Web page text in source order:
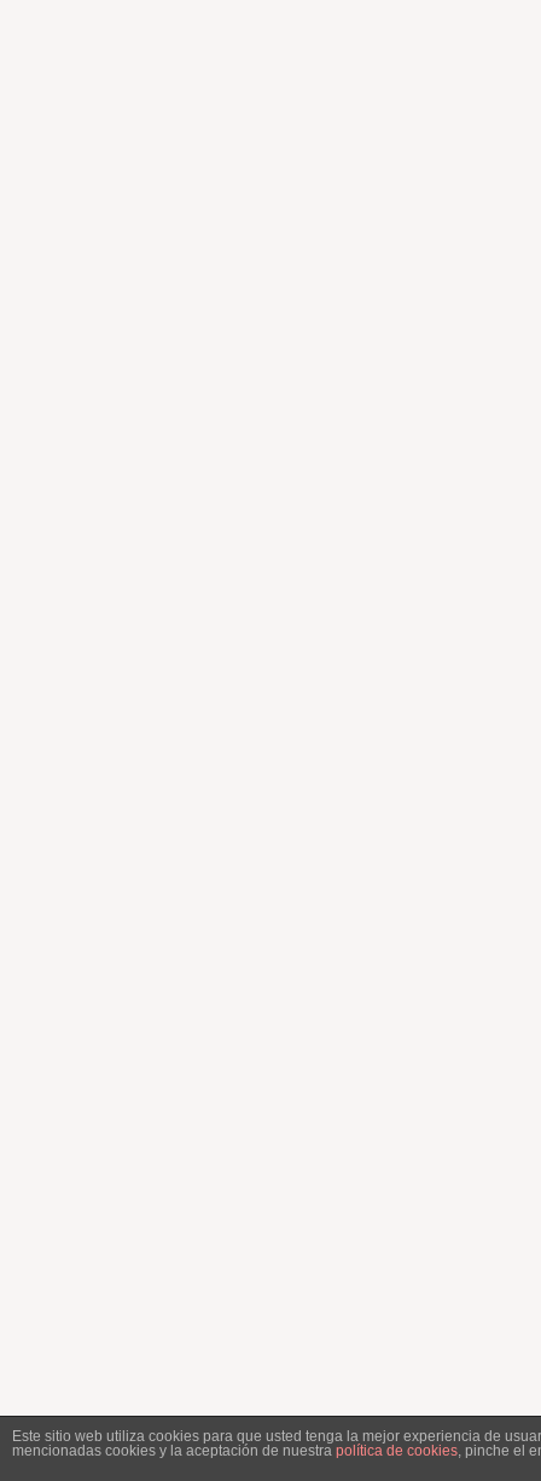
Este sitio web utiliza cookies para que usted tenga la mejor experiencia de
mencionadas cookies y la aceptación de nuestra política de cookies, pinche el